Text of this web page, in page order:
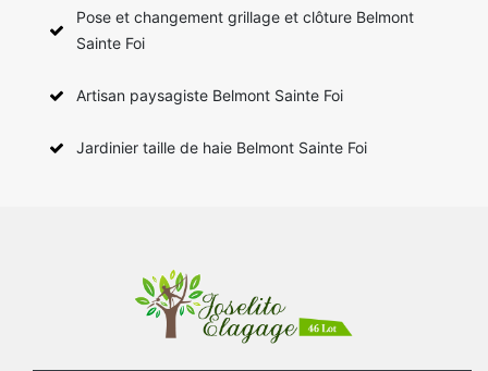
Pose et changement grillage et clôture Belmont
Sainte Foi
Artisan paysagiste Belmont Sainte Foi
Jardinier taille de haie Belmont Sainte Foi